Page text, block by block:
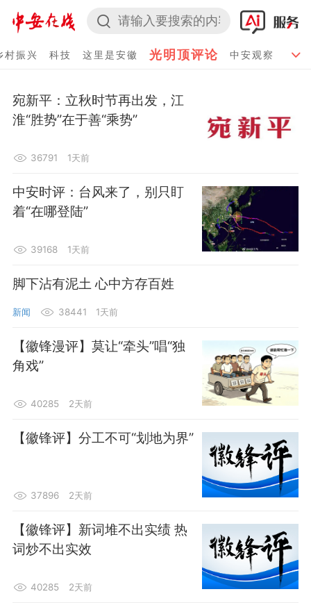
村振兴 科技 这里是安徽 光明顶评论 中安观察 
宛新平：立秋时节再出发，江
淮“胜势”在于善“乘势”
36791 1天前
中安时评：台风来了，别只盯
着“在哪登陆”
39168 1天前
脚下沾有泥土 心中方存百姓
新闻 38441 1天前
【徽锋漫评】莫让“牵头”唱“独
角戏”
40285 2天前
【徽锋评】分工不可“划地为界”
37896 2天前
【徽锋评】新词堆不出实绩 热
词炒不出实效
40285 2天前